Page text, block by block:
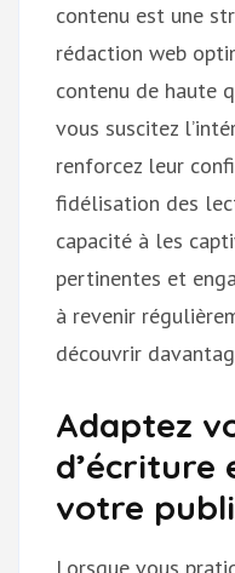
contenu est une
rédaction web
contenu de haute
vous suscitez
renforcez leur
fidélisation des
capacité à les
pertinentes et
à revenir
découvrir
Adaptez
d’écriture
votre